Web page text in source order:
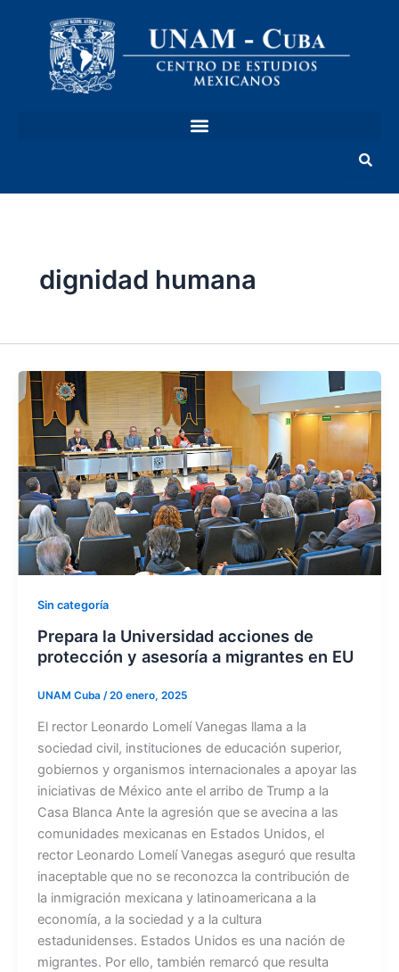
contenido
dignidad humana
Sin categoría
Prepara la Universidad acciones de
protección y asesoría a migrantes en EU
UNAM Cuba /20 enero, 2025
El rector Leonardo Lomelí Vanegas llama a la
sociedad civil, instituciones de educación superior,
gobiernos y organismos internacionales a apoyar las
iniciativas de México ante el arribo de Trump a la
Casa Blanca Ante la agresión que se avecina a las
comunidades mexicanas en Estados Unidos, el
rector Leonardo Lomelí Vanegas aseguró que resulta
inaceptable que no se reconozca la contribución de
la inmigración mexicana y latinoamericana a la
economía, a la sociedad y a la cultura
estadunidenses. Estados Unidos es una nación de
migrantes. Por ello, también remarcó que resulta